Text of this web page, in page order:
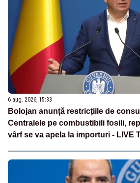
6 aug. 2026, 15:33
Bolojan anunță restricțiile de
Centralele pe combustibili fosili,
vârf se va apela la importuri - LIVE